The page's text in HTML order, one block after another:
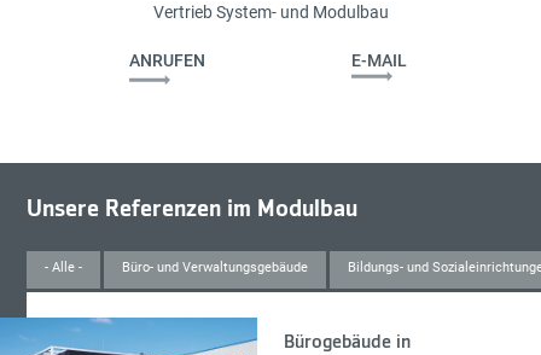
Vertrieb System- und Modulbau
ANRUFEN E-MAIL
Unsere Referenzen im Modulbau
- Alle - Büro- und Verwaltungsgebäude Bildungs- und
Bürogebäude in